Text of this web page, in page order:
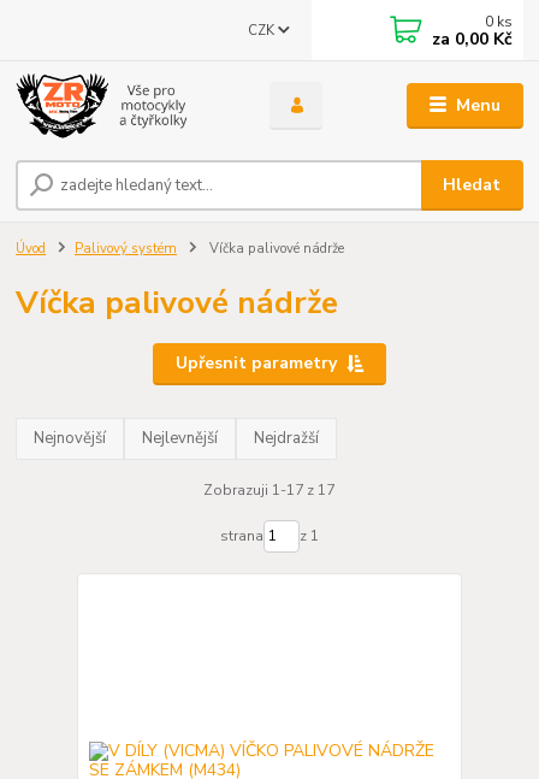
Menu
CZK
Hledat
0 ks
za 0,00 Kč
Úvod Palivový systém Víčka palivové nádrže
Víčka palivové nádrže
Upřesnit parametry
Nejnovější Nejlevnější Nejdražší
Zobrazuji 1-17 z 17
strana z 1